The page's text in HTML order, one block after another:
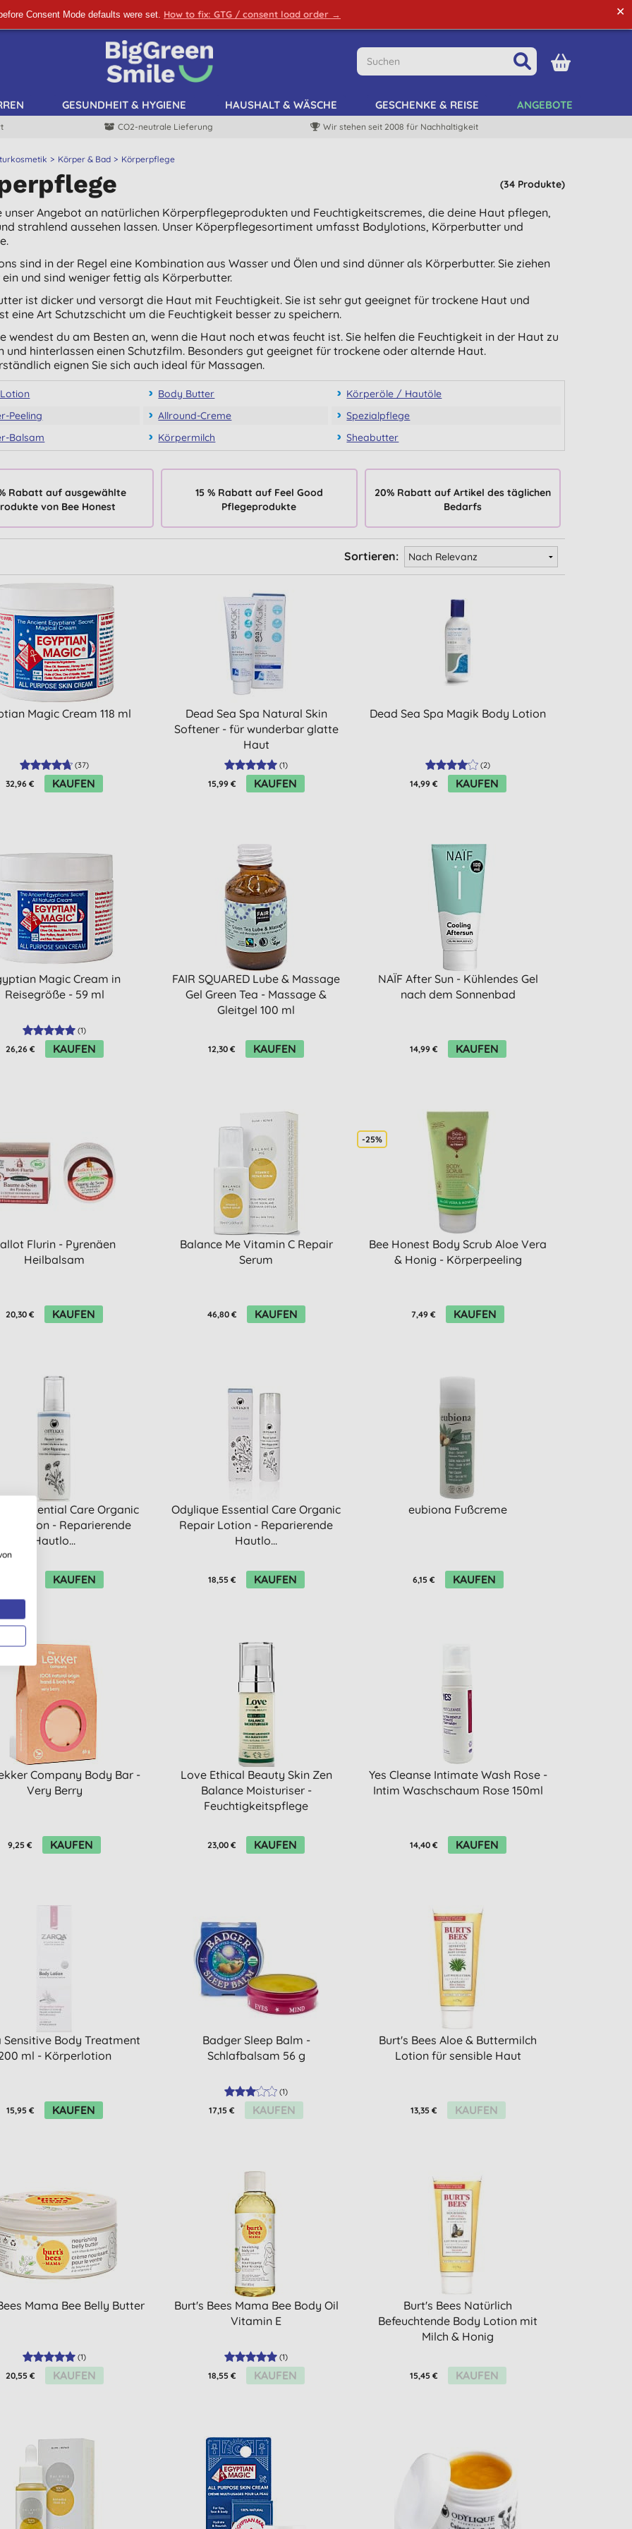
Consent Mode defaults were set. How to fix: GTG / consent load order → ✕
ANMELDEN! Grüne Tipps
GESUNDHEIT & HYGIENE HAUSHALT & WÄSCHE GESCHENKE & REISE ANGEBOTE
CO2-neutrale Lieferung Wir stehen seit 2008 für Nachhaltigkeit
Körper & Bad Körperpflege
(34 Produkte)
unser Angebot an natürlichen Körperpflegeprodukten und Feuchtigkeitscremes, die deine Haut pflegen,
strahlend aussehen lassen. Unser Köperpflegesortiment umfasst Bodylotions, Körperbutter und
sind in der Regel eine Kombination aus Wasser und Ölen und sind dünner als Körperbutter. Sie ziehen
ein und sind weniger fettig als Körperbutter.
ist dicker und versorgt die Haut mit Feuchtigkeit. Sie ist sehr gut geeignet für trockene Haut und
eine Art Schutzschicht um die Feuchtigkeit besser zu speichern.
wendest du am Besten an, wenn die Haut noch etwas feucht ist. Sie helfen die Feuchtigkeit in der Haut zu
und hinterlassen einen Schutzfilm. Besonders gut geeignet für trockene oder alternde Haut.
eignen Sie sich auch ideal für Massagen.
Body Butter
Körperöle / Hautöle
Peeling
Allround-Creme
Spezialpflege
Balsam
Körpermilch Sheabutter
Rabatt auf ausgewählte
von Bee Honest
15 % Rabatt auf Feel Good
Pflegeprodukte
20% Rabatt auf Artikel des täglichen
Bedarfs
Sortieren:
Magic Cream 118 ml
(37)
32,96 € KAUFEN
Dead Sea Spa Natural Skin
Softener - für wunderbar glatte
Haut
(1)
15,99 € KAUFEN
Dead Sea Spa Magik Body Lotion
(2)
14,99 € KAUFEN
Magic Cream in
Reisegröße - 59 ml
(1)
26,26 € KAUFEN
FAIR SQUARED Lube & Massage
Gel Green Tea - Massage &
Gleitgel 100 ml
12,30 € KAUFEN
NAÏF After Sun - Kühlendes Gel
nach dem Sonnenbad
14,99 € KAUFEN
Flurin - Pyrenäen
Heilbalsam
20,30 € KAUFEN
Balance Me Vitamin C Repair
Serum
46,80 € KAUFEN
-25%
Bee Honest Body Scrub Aloe Vera
& Honig - Körperpeeling
7,49 € KAUFEN
Essential Care Organic
Lotion - Reparierende
Hautlo...
KAUFEN
Odylique Essential Care Organic
Repair Lotion - Reparierende
Hautlo...
18,55 € KAUFEN
eubiona Fußcreme
6,15 € KAUFEN
Company Body Bar -
Very Berry
9,25 € KAUFEN
Love Ethical Beauty Skin Zen
Balance Moisturiser -
Feuchtigkeitspflege
23,00 € KAUFEN
Yes Cleanse Intimate Wash Rose -
Intim Waschschaum Rose 150ml
14,40 € KAUFEN
Sensitive Body Treatment
ml - Körperlotion
15,95 € KAUFEN
Badger Sleep Balm -
Schlafbalsam 56 g
(1)
17,15 € KAUFEN
Burt's Bees Aloe & Buttermilch
Lotion für sensible Haut
13,35 € KAUFEN
Mama Bee Belly Butter
(1)
20,55 € KAUFEN
Burt's Bees Mama Bee Body Oil
Vitamin E
(1)
18,55 € KAUFEN
Burt's Bees Natürlich
Befeuchtende Body Lotion mit
Milch & Honig
15,45 € KAUFEN